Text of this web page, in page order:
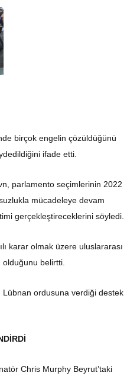
birçok engelin çözüldüğünü
ifade etti.
parlamento seçimlerinin 2022
mücadeleye devam
gerçekleştireceklerini söyledi.
karar olmak üzere uluslararası
olduğunu belirtti.
Lübnan ordusuna verdiği destek
Chris Murphy Beyrut’taki